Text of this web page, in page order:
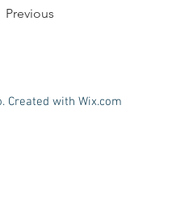
Previous
Created with Wix.com